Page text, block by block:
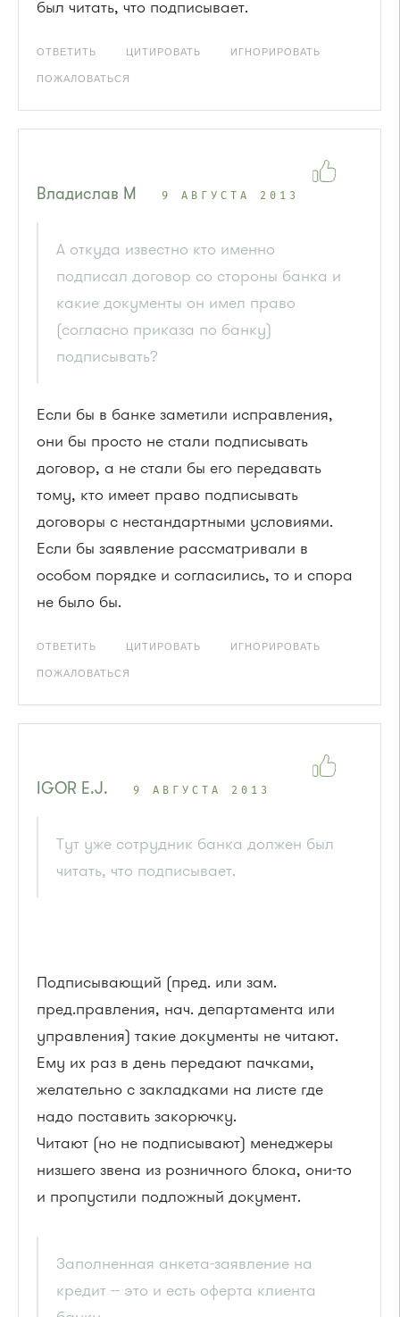
был читать, что подписывает.
ОТВЕТИТЬ ЦИТИРОВАТЬ ИГНОРИРОВАТЬ
ПОЖАЛОВАТЬСЯ
Владислав М 9 АВГУСТА 2013
А откуда известно кто именно
подписал договор со стороны банка и
какие документы он имел право
(согласно приказа по банку)
подписывать?
Если бы в банке заметили исправления,
они бы просто не стали подписывать
договор, а не стали бы его передавать
тому, кто имеет право подписывать
договоры с нестандартными условиями.
Если бы заявление рассматривали в
особом порядке и согласились, то и спора
не было бы.
ОТВЕТИТЬ ЦИТИРОВАТЬ ИГНОРИРОВАТЬ
ПОЖАЛОВАТЬСЯ
IGOR E.J. 9 АВГУСТА 2013
Тут уже сотрудник банка должен был
читать, что подписывает.
Подписывающий (пред. или зам.
пред.правления, нач. департамента или
управления) такие документы не читают.
Ему их раз в день передают пачками,
желательно с закладками на листе где
надо поставить закорючку.
Читают (но не подписывают) менеджеры
низшего звена из розничного блока, они-то
и пропустили подложный документ.
Заполненная анкета-заявление на
кредит -- это и есть оферта клиента